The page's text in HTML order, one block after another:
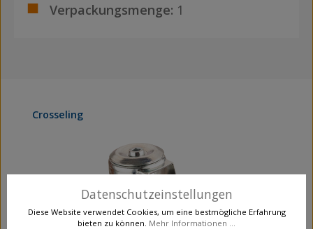
Verpackungsmenge: 1
Produktgalerie überspringen
Crosseling
Datenschutzeinstellungen
Diese Website verwendet Cookies, um eine bestmögliche Erfahrung
bieten zu können. Mehr Informationen ...